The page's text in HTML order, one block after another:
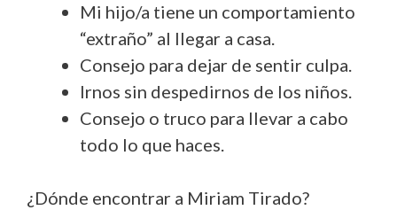
Mi hijo/a tiene un comportamiento
“extraño” al llegar a casa.
Consejo para dejar de sentir culpa.
Irnos sin despedirnos de los niños.
Consejo o truco para llevar a cabo
todo lo que haces.
¿Dónde encontrar a Miriam Tirado?